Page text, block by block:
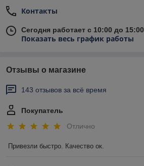
Контакты
Сегодня работает с 10:00 до 15:00
Показать весь график работы
Отзывы о магазине
143 отзывов за всё время
Покупатель
Отлично
Привезли быстро. Качество ок.